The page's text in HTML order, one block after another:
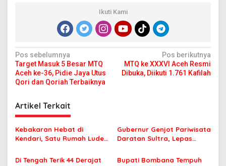
Ikuti Kami
N
a
v
i
g
a
s
i
Pos sebelumnya
Target Masuk 5 Besar MTQ
Aceh ke-36, Pidie Jaya Utus
Qori dan Qoriah Terbaiknya
Pos berikutnya
MTQ ke XXXVI Aceh Resmi
Dibuka, Diikuti 1.761 Kafilah
Artikel Terkait
Kebakaran Hebat di
Kendari, Satu Rumah Ludes
Gubernur Genjot Pariwisata
Daratan Sultra, Lepas
Tiga Kabupaten Unggulan
Di Tengah Terik 44 Derajat
Bupati Bombana Tempuh